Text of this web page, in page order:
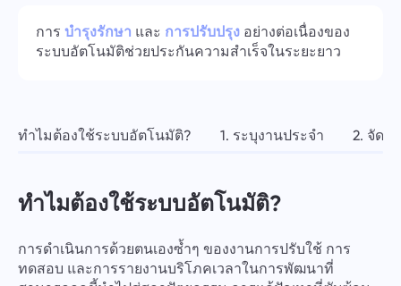
Русский
ไทย
การบำรุงรักษา และ การปรับปรุง อย่างต่อเนื่องของ
ระบบอัตโนมัติช่วยประกันความสำเร็จในระยะยาว
ทำไมต้องใช้ระบบอัตโนมัติ? 1. ระบุงานประจำ 2. จัดล
ทำไมต้องใช้ระบบอัตโนมัติ?
การดำเนินการด้วยตนเองซ้ำๆ ของงานการปรับใช้ การ
ทดสอบ และการรายงานบริโภคเวลาในการพัฒนาที่